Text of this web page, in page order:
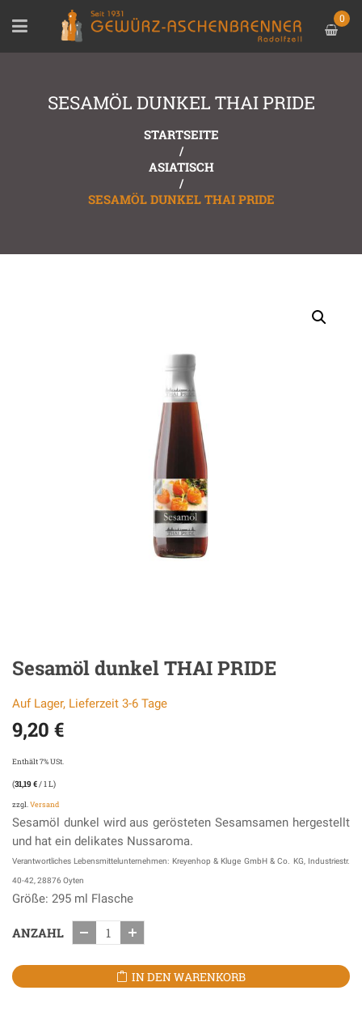
0
SESAMÖL DUNKEL THAI PRIDE
STARTSEITE
/
ASIATISCH
/
SESAMÖL DUNKEL THAI PRIDE
Sesamöl dunkel THAI PRIDE
Auf Lager, Lieferzeit 3-6 Tage
9,20 €
Enthält 7% USt.
(31,19€/ 1 L)
zzgl. Versand
Sesamöl dunkel wird aus gerösteten Sesamsamen hergestellt
und hat ein delikates Nussaroma.
Verantwortliches Lebensmittelunternehmen: Kreyenhop & Kluge GmbH & Co. KG, Industriestr.
40-42, 28876 Oyten
Größe: 295 ml Flasche
ANZAHL
IN DEN WARENKORB